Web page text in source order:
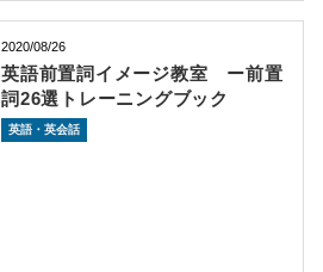
2020/08/26
英語前置詞イメージ教室 ー前置
詞26選トレーニングブック
英語・英会話